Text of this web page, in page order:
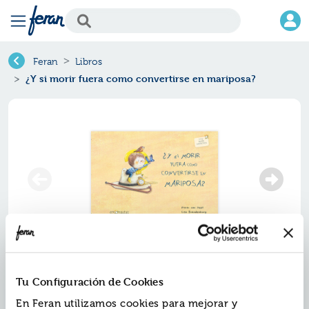
Tu Configuración de Cookies
En Feran utilizamos cookies para mejorar y
Feran Libros
¿Y si morir fuera como convertirse en mariposa?